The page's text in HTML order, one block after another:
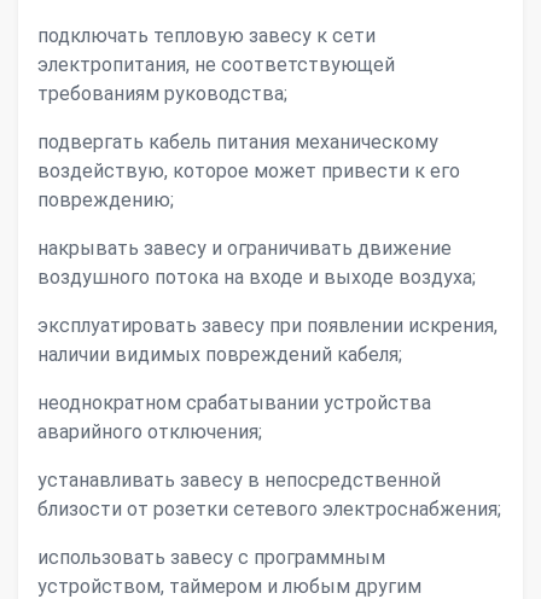
подключать тепловую завесу к сети
электропитания, не соответствующей
требованиям руководства;
подвергать кабель питания механическому
воздействую, которое может привести к его
повреждению;
накрывать завесу и ограничивать движение
воздушного потока на входе и выходе воздуха;
эксплуатировать завесу при появлении искрения,
наличии видимых повреждений кабеля;
неоднократном срабатывании устройства
аварийного отключения;
устанавливать завесу в непосредственной
близости от розетки сетевого электроснабжения;
использовать завесу с программным
устройством, таймером и любым другим